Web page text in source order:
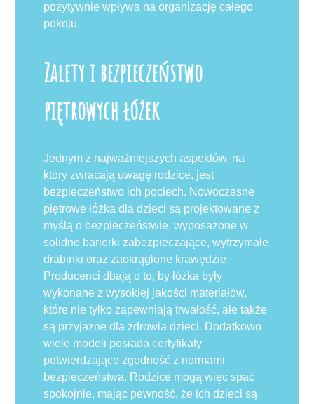
pozytywnie wpływa na organizację całego
pokoju.
Zalety i bezpieczeństwo
piętrowych łóżek
Jednym z najważniejszych aspektów, na
który zwracają uwagę rodzice, jest
bezpieczeństwo ich pociech. Nowoczesne
piętrowe łóżka dla dzieci są projektowane z
myślą o bezpieczeństwie, wyposażone w
solidne barierki zabezpieczające, wytrzymałe
drabinki oraz zaokrąglone krawędzie.
Producenci dbają o to, by łóżka były
wykonane z wysokiej jakości materiałów,
które nie tylko zapewniają trwałość, ale także
są przyjazne dla zdrowia dzieci. Dodatkowo
wiele modeli posiada certyfikaty
potwierdzające zgodność z normami
bezpieczeństwa. Rodzice mogą więc spać
spokojnie, mając pewność, że ich dzieci są